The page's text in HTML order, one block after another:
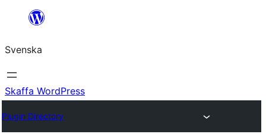
Hoppa
innehåll
Svenska
Skaffa WordPress
Plugin Directory